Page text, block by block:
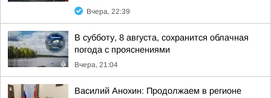
Вчера, 22:39
В субботу, 8 августа, сохранится облачная
погода с прояснениями
Вчера, 21:04
Василий Анохин: Продолжаем в регионе